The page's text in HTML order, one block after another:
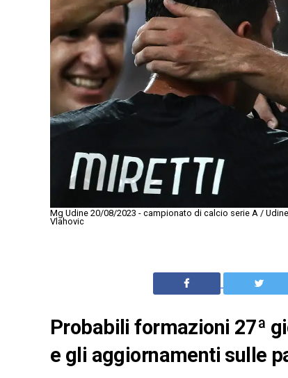
Mg Udine 20/08/2023 - campionato di calcio serie A /
Vlahovic
Probabili formazioni 27ª
e gli aggiornamenti sulle